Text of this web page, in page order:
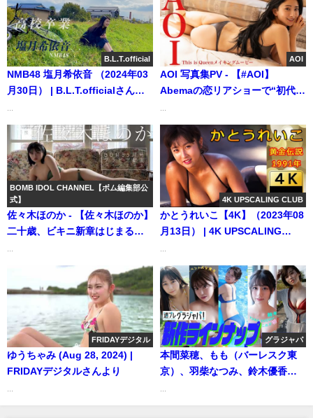
B.L.T.official
NMB48 塩月希依音 （2024年03
月30日） | B.L.T.officialさんよ
AOI
AOI 写真集PV - 【#AOI】
Abemaの恋リアショーで“初代モ
ジタル写真集『This is Queen』
好評発売中！ CYBERJAPAN
DANCERS（Jul 16, 2025） | 週
プレChannel【集英社 週刊プレ
イボーイ公式】さんより
BOMB IDOL CHANNEL【ボム編集部公
式】
佐々木ほのか - 【佐々木ほのか】
二十歳、ビキニ新章はじまる！
らはチェック!! (Apr 15, 2026) |
BOMB IDOL CHANNEL【ボム編
集部公式】さんより
4K UPSCALING CLUB
かとうれいこ【4K】（2023年08
月13日） | 4K UPSCALING
FRIDAYデジタル
ゆうちゃみ (Aug 28, 2024) |
FRIDAYデジタルさんより
グラジャパ
本間菜穂、もも（バーレスク東
京）、羽柴なつみ、鈴木優香、
月14日） | 週プレChannel【集